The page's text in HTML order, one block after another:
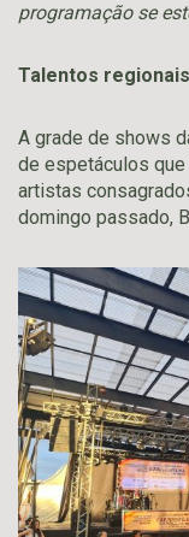
programação se
Talentos
A grade de shows
de espetáculos
artistas
domingo passado,